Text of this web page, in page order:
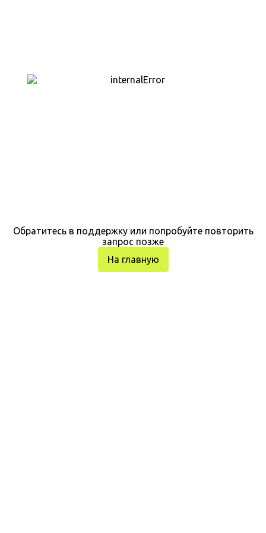
Обратитесь в поддержку или попробуйте повторить
запрос позже
На главную